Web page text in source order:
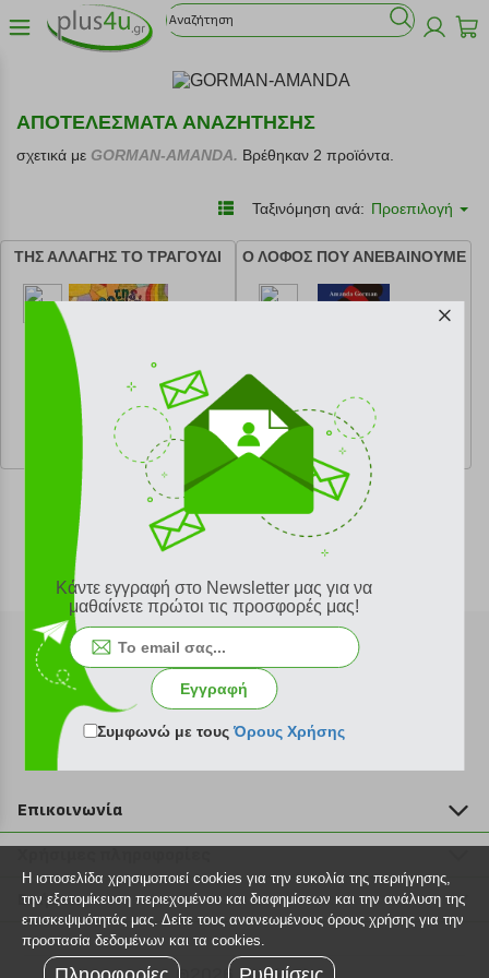
ΑΠΟΤΕΛΕΣΜΑΤΑ ΑΝΑΖΗΤΗΣΗΣ
σχετικά με GORMAN-AMANDA. Βρέθηκαν 2 προϊόντα.
Ταξινόμηση ανά: Προεπιλογή
ΤΗΣ ΑΛΛΑΓΗΣ ΤΟ ΤΡΑΓΟΥΔΙ
κωδ. 108176357
13.28 €
Ελάχιστη 30 ημερών 16.60 €
Προτεινόμενη λιανική 16.60 €
Ο ΛΟΦΟΣ ΠΟΥ ΑΝΕΒΑΙΝΟΥΜΕ
108172512
3.99 €
Ελάχιστη 30 ημερών 4.99 €
Προτεινόμενη λιανική 4.99 €
Εγγραφή στο newsletter
Επικοινωνία
211 2000 700
info@plus4u.gr
Η εταιρία
Σημεία παραλαβής
Ευκαιρίες καριέρας
Βοήθεια
Εξέλιξη παραγγελίας
Τρόποι παραγγελίας
Κάντε εγγραφή στο Newsletter μας για να
μαθαίνετε πρώτοι τις προσφορές μας!
Εγγραφή
Συμφωνώ με τουςΌρους Χρήσης
Η ιστοσελίδα χρησιμοποιεί cookies για την ευκολία της περιήγησης,
την εξατομίκευση περιεχομένου και διαφημίσεων και την ανάλυση της
επισκεψιμότητάς μας. Δείτε τους ανανεωμένους όρους χρήσης για την
προστασία δεδομένων και τα cookies.